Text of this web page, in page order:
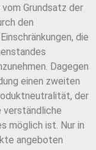
Grundsatz der
den
die
Dagegen
einen zweiten
der
verständliche
möglich ist. Nur in
angeboten